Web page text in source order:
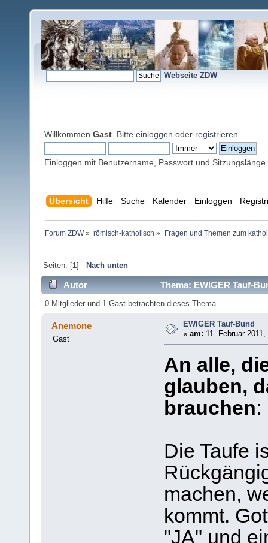
Webseite ZDW
Willkommen Gast . Bitte einloggen oder registrieren
Einloggen mit Benutzername, Passwort und Sitzungslänge
Übersicht Hilfe Suche Kalender Einloggen
Forum ZDW» römisch-katholisch » Fragen und Themen zum
Seiten: [1] Nach unten
Autor Thema: EWIGER Tauf-
0 Mitglieder und 1 Gast betrachten dieses Thema.
Anemone
Gast
EWIGER Tauf-Bund
«am: 11. Februar
An alle,
glauben,
brauchen:
Die Taufe
machen,
kommt.
"JA" und